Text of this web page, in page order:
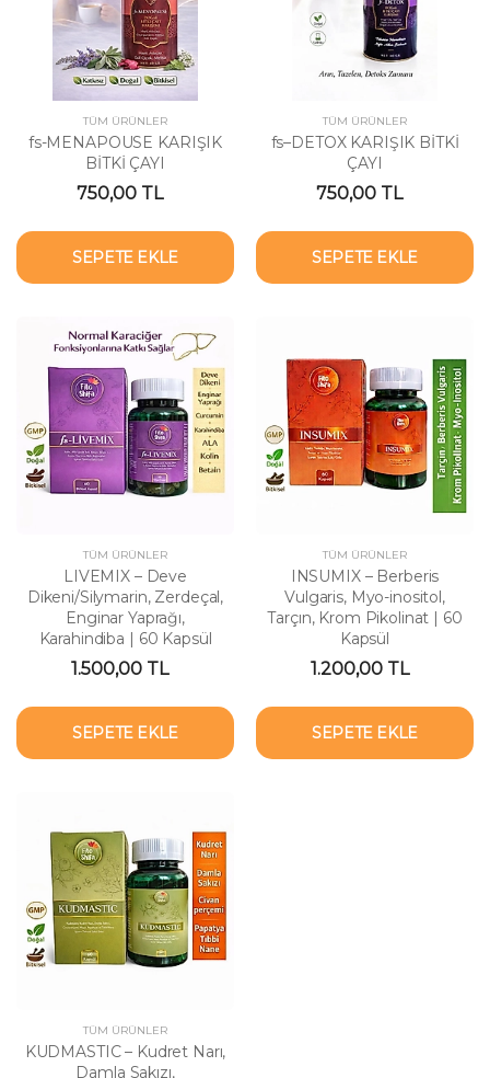
TÜM ÜRÜNLER
fs-MENAPOUSE KARIŞIK
BİTKİ ÇAYI
750,00 TL
SEPETE EKLE
TÜM ÜRÜNLER
fs–DETOX KARIŞIK BİTKİ
ÇAYI
750,00 TL
SEPETE EKLE
TÜM ÜRÜNLER
LIVEMIX – Deve
Dikeni/Silymarin, Zerdeçal,
Enginar Yaprağı,
Karahindiba | 60 Kapsül
1.500,00 TL
SEPETE EKLE
TÜM ÜRÜNLER
INSUMIX – Berberis
Vulgaris, Myo-inositol,
Tarçın, Krom Pikolinat | 60
Kapsül
1.200,00 TL
SEPETE EKLE
TÜM ÜRÜNLER
KUDMASTIC – Kudret Narı,
Damla Sakızı,